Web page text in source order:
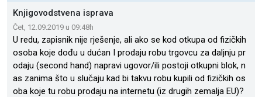
Knjigovodstvena isprava
Čet, 12.09.2019 u 09:48h
U redu, zapisnik nije rješenje, ali ako se kod otkupa od fizičkih
osoba koje dođu u dućan I prodaju robu trgovcu za daljnju pr
odaju (second hand) napravi ugovor/ili postoji otkupni blok, n
as zanima što u slučaju kad bi takvu robu kupili od fizičkih os
oba koje tu robu prodaju na internetu (iz drugih zemalja EU)?